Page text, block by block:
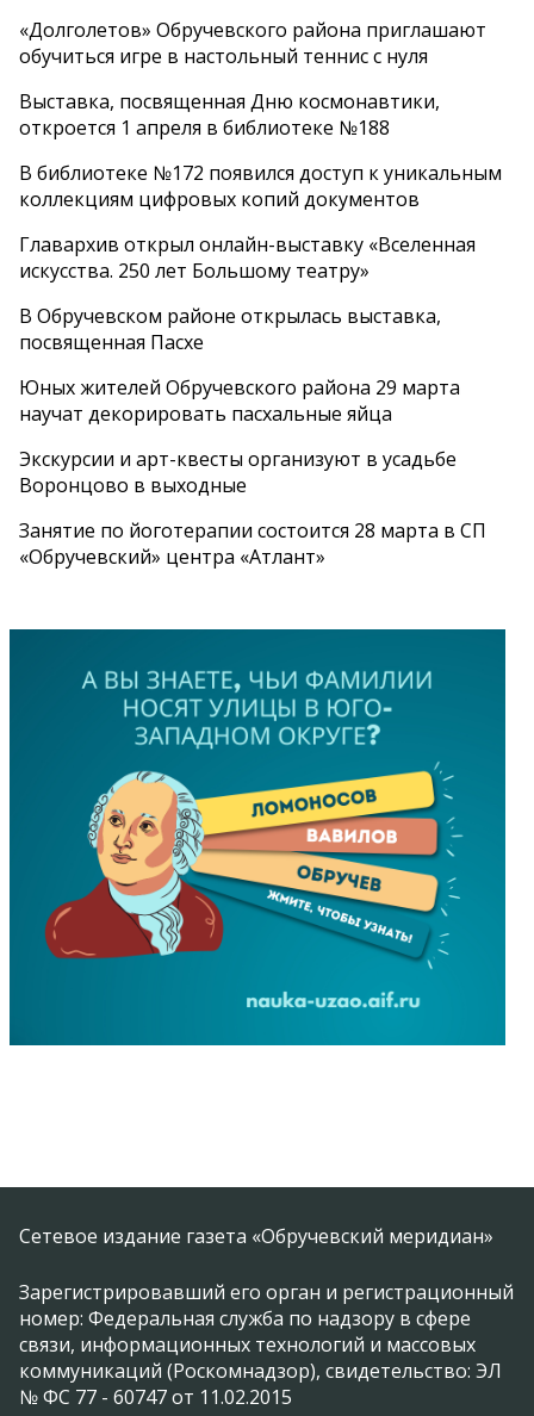
«Долголетов» Обручевского района приглашают
обучиться игре в настольный теннис с нуля
Выставка, посвященная Дню космонавтики,
откроется 1 апреля в библиотеке №188
В библиотеке №172 появился доступ к уникальным
коллекциям цифровых копий документов
Главархив открыл онлайн-выставку «Вселенная
искусства. 250 лет Большому театру»
В Обручевском районе открылась выставка,
посвященная Пасхе
Юных жителей Обручевского района 29 марта
научат декорировать пасхальные яйца
Экскурсии и арт-квесты организуют в усадьбе
Воронцово в выходные
Занятие по йоготерапии состоится 28 марта в СП
«Обручевский» центра «Атлант»
Сетевое издание газета «Обручевский меридиан»
Зарегистрировавший его орган и регистрационный
номер: Федеральная служба по надзору в сфере
связи, информационных технологий и массовых
коммуникаций (Роскомнадзор), свидетельство: ЭЛ
№ ФС 77 - 60747 от 11.02.2015